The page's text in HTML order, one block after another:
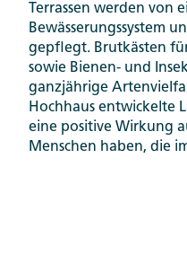
Terrassen werden von
Bewässerungssystem
gepflegt. Brutkästen
sowie Bienen- und
ganzjährige
Hochhaus entwickelte
eine positive Wirkung
Menschen haben, die